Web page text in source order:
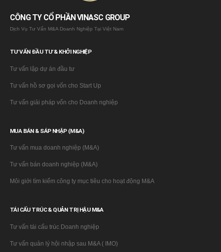
CÔNG TY CỔ PHẦN VINASC GROUP
Dịch Vụ Tư Vấn M&A Doanh Nghiệp Tại Việt Nam
TƯ VẤN ĐẦU TƯ & KHỞI NGHIỆP
Tư vấn lập dự án đầu tư
Tư vấn hồ sơ gọi vốn cho Start Up
Tư vấn giải pháp vốn cho Doanh nghiệp
MUA BÁN & SÁP NHẬP (M&A)
Tư vấn mua doanh nghiệp (M&A)
Tư vấn bán doanh nghiệp (M&A)
Môi giới tìm kiếm công ty mục tiêu cho hoạt động M&A
TÁI CẤU TRÚC & QUẢN TRỊ HẬU M&A
Tư vấn tái cấu trúc Doanh nghiệp
Tư vấn quản lý hội nhập sau M&A ( IMO)